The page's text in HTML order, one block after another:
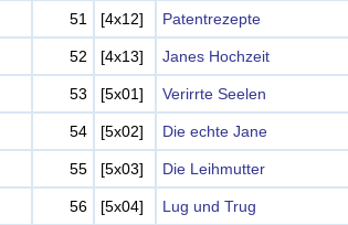
51 [4x12] Patentrezepte
52 [4x13] Janes Hochzeit
53 [5x01] Verirrte Seelen
54 [5x02] Die echte Jane
55 [5x03] Die Leihmutter
56 [5x04] Lug und Trug